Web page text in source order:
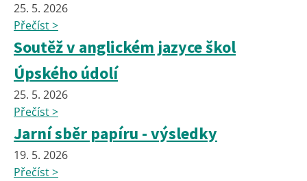
25. 5. 2026
Přečíst >
Soutěž v anglickém jazyce škol
Úpského údolí
25. 5. 2026
Přečíst >
Jarní sběr papíru - výsledky
19. 5. 2026
Přečíst >